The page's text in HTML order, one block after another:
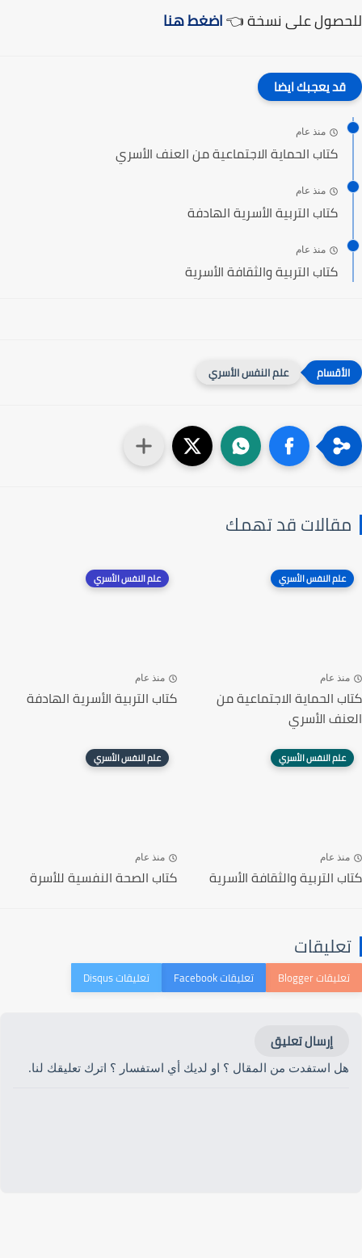
للحصول على نسخة 👈اضغط هنا
قد يعجبك ايضا
منذ عام
كتاب الحماية الاجتماعية من العنف الأسري
منذ عام
كتاب التربية الأسرية الهادفة
منذ عام
كتاب التربية والثقافة الأسرية
علم النفس الأسري
مقالات قد تهمك
علم النفس الأسري
منذ عام
كتاب الحماية الاجتماعية من
العنف الأسري
علم النفس الأسري
منذ عام
كتاب التربية الأسرية الهادفة
علم النفس الأسري
منذ عام
كتاب التربية والثقافة الأسرية
علم النفس الأسري
منذ عام
كتاب الصحة النفسية للأسرة
تعليقات
إرسال تعليق
هل استفدت من المقال ؟ او لديك أي استفسار ؟ اترك تعليقك لنا.